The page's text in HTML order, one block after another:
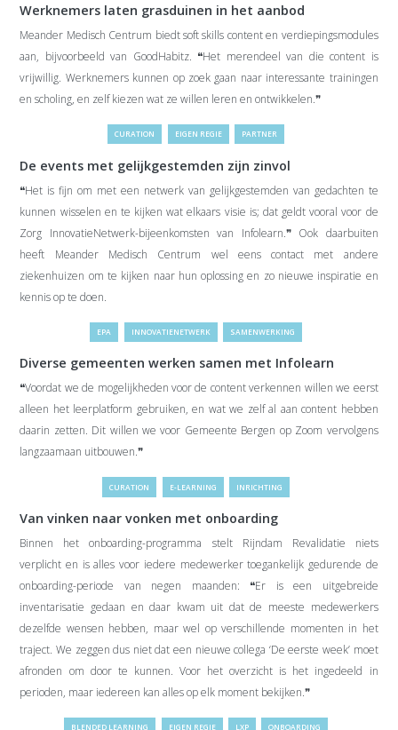
Werknemers laten grasduinen in het aanbod
Meander Medisch Centrum biedt soft skills content en verdiepingsmodules
aan, bijvoorbeeld van GoodHabitz. ❝Het merendeel van die content is
vrijwillig. Werknemers kunnen op zoek gaan naar interessante trainingen
en scholing, en zelf kiezen wat ze willen leren en ontwikkelen.❞
CURATION EIGEN REGIE PARTNER
De events met gelijkgestemden zijn zinvol
❝Het is fijn om met een netwerk van gelijkgestemden van gedachten te
kunnen wisselen en te kijken wat elkaars visie is; dat geldt vooral voor de
Zorg InnovatieNetwerk-bijeenkomsten van Infolearn.❞ Ook daarbuiten
heeft Meander Medisch Centrum wel eens contact met andere
ziekenhuizen om te kijken naar hun oplossing en zo nieuwe inspiratie en
kennis op te doen.
EPA INNOVATIENETWERK SAMENWERKING
Diverse gemeenten werken samen met Infolearn
❝Voordat we de mogelijkheden voor de content verkennen willen we eerst
alleen het leerplatform gebruiken, en wat we zelf al aan content hebben
daarin zetten. Dit willen we voor Gemeente Bergen op Zoom vervolgens
langzaamaan uitbouwen.❞
CURATION E-LEARNING INRICHTING
Van vinken naar vonken met onboarding
Binnen het onboarding-programma stelt Rijndam Revalidatie niets
verplicht en is alles voor iedere medewerker toegankelijk gedurende de
onboarding-periode van negen maanden: ❝Er is een uitgebreide
inventarisatie gedaan en daar kwam uit dat de meeste medewerkers
dezelfde wensen hebben, maar wel op verschillende momenten in het
traject. We zeggen dus niet dat een nieuwe collega ‘De eerste week’ moet
afronden om door te kunnen. Voor het overzicht is het ingedeeld in
perioden, maar iedereen kan alles op elk moment bekijken.❞
BLENDED LEARNING EIGEN REGIE LXP ONBOARDING